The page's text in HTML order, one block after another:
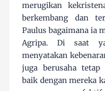
merugikan
berkembang dan
Paulus bagaimana ia
Agripa. Di saat
menyatakan
juga berusaha tetap
baik dengan mereka